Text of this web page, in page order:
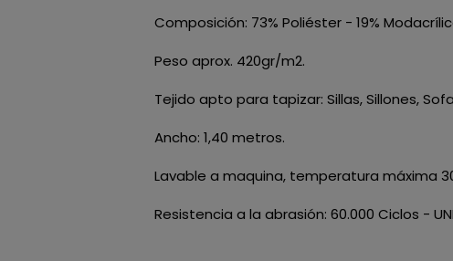
Composición: 73% Poliéster - 19%
Peso aprox. 420gr/m2.
Tejido apto para tapizar: Sillas, Sillones,
Ancho: 1,40 metros.
Lavable a maquina, temperatura máxima
Resistencia a la abrasión: 60.000 Ciclos -